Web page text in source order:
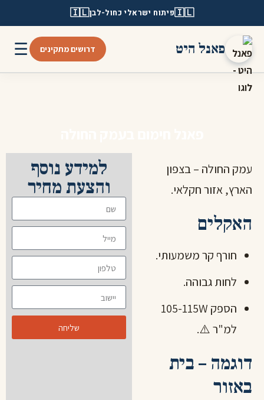
🇮🇱פיתוח ישראלי כחול-לבן🇮🇱
פאנל היט דרושים מתקינים ☰
עמק החולה – בצפון
הארץ, אזור חקלאי.
האקלים
חורף קר משמעותי.
לחות גבוהה.
הספק 105-115W
למ"ר ⚠️.
דוגמה – בית
באזור
למידע נוסף
והצעת מחיר
שליחה